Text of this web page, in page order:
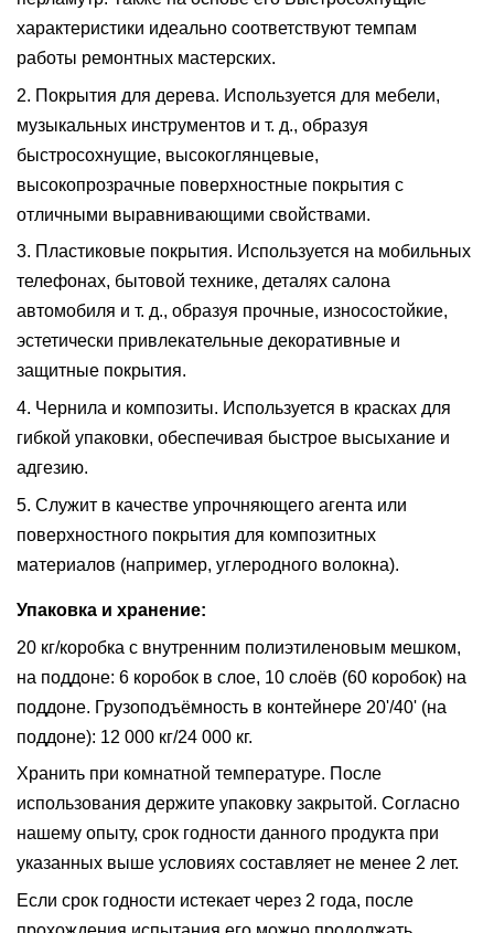
характеристики идеально соответствуют темпам
работы ремонтных мастерских.
2. Покрытия для дерева. Используется для мебели,
музыкальных инструментов и т. д., образуя
быстросохнущие, высокоглянцевые,
высокопрозрачные поверхностные покрытия с
отличными выравнивающими свойствами.
3. Пластиковые покрытия. Используется на мобильных
телефонах, бытовой технике, деталях салона
автомобиля и т. д., образуя прочные, износостойкие,
эстетически привлекательные декоративные и
защитные покрытия.
4. Чернила и композиты. Используется в красках для
гибкой упаковки, обеспечивая быстрое высыхание и
адгезию.
5. Служит в качестве упрочняющего агента или
поверхностного покрытия для композитных
материалов (например, углеродного волокна).
Упаковка и хранение:
20 кг/коробка с внутренним полиэтиленовым мешком,
на поддоне: 6 коробок в слое, 10 слоёв (60 коробок) на
поддоне. Грузоподъёмность в контейнере 20'/40' (на
поддоне): 12 000 кг/24 000 кг.
Хранить при комнатной температуре. После
использования держите упаковку закрытой. Согласно
нашему опыту, срок годности данного продукта при
указанных выше условиях составляет не менее 2 лет.
Если срок годности истекает через 2 года, после